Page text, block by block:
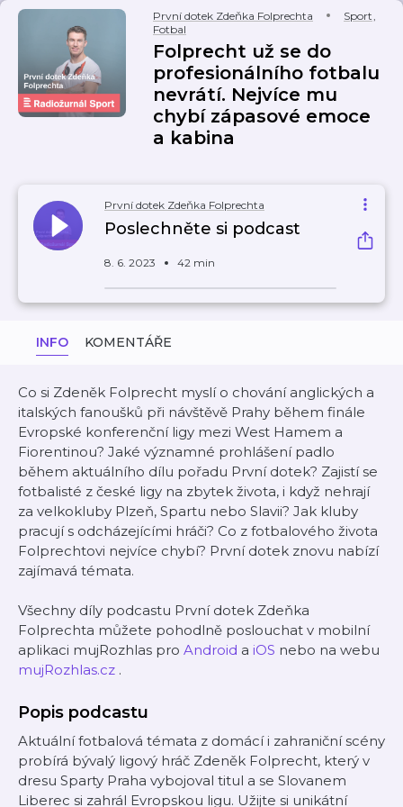
První dotek Zdeňka Folprechta Sport,
Fotbal
Folprecht už se do
profesionálního fotbalu
nevrátí. Nejvíce mu
chybí zápasové emoce
a kabina
První dotek Zdeňka Folprechta
Poslechněte si podcast
8. 6. 2023 42 min
INFO KOMENTÁŘE
Co si Zdeněk Folprecht myslí o chování anglických a
italských fanoušků při návštěvě Prahy během finále
Evropské konferenční ligy mezi West Hamem a
Fiorentinou? Jaké významné prohlášení padlo
během aktuálního dílu pořadu První dotek? Zajistí se
fotbalisté z české ligy na zbytek života, i když nehrají
za velkokluby Plzeň, Spartu nebo Slavii? Jak kluby
pracují s odcházejícími hráči? Co z fotbalového života
Folprechtovi nejvíce chybí? První dotek znovu nabízí
zajímavá témata.
Všechny díly podcastu První dotek Zdeňka
Folprechta můžete pohodlně poslouchat v mobilní
aplikaci mujRozhlas pro Android a iOS nebo na webu
mujRozhlas.cz .
Popis podcastu
Aktuální fotbalová témata z domácí i zahraniční scény
probírá bývalý ligový hráč Zdeněk Folprecht, který v
dresu Sparty Praha vybojoval titul a se Slovanem
Liberec si zahrál Evropskou ligu. Užijte si unikátní